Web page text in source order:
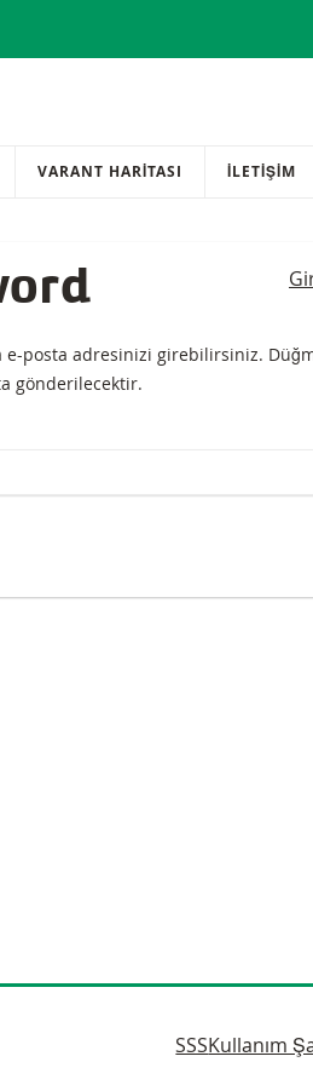
VARANT HARİTASI İLETIŞIM
posta adresinizi girebilirsiniz.
gönderilecektir.
SSSKullanım